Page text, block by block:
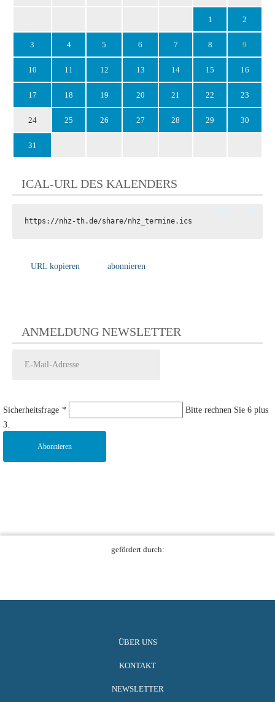
1 2
3 4 5 6 7 8 9
10 11 12 13 14 15 16
17 18 19 20 21 22 23
24 25 26 27 28 29 30
31
ICAL-URL DES KALENDERS
https://nhz-th.de/share/nhz_termine.ics
URL kopieren abonnieren
ANMELDUNG NEWSLETTER
Sicherheitsfrage *
Bitte rechnen Sie 6 plus
3.
Abonnieren
gefördert durch:
ÜBER UNS
KONTAKT
NEWSLETTER